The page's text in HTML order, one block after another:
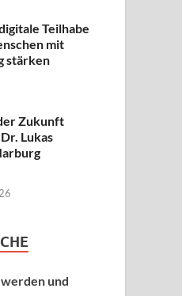
Teilhabe
mit
stärken
Zukunft
Lukas
und